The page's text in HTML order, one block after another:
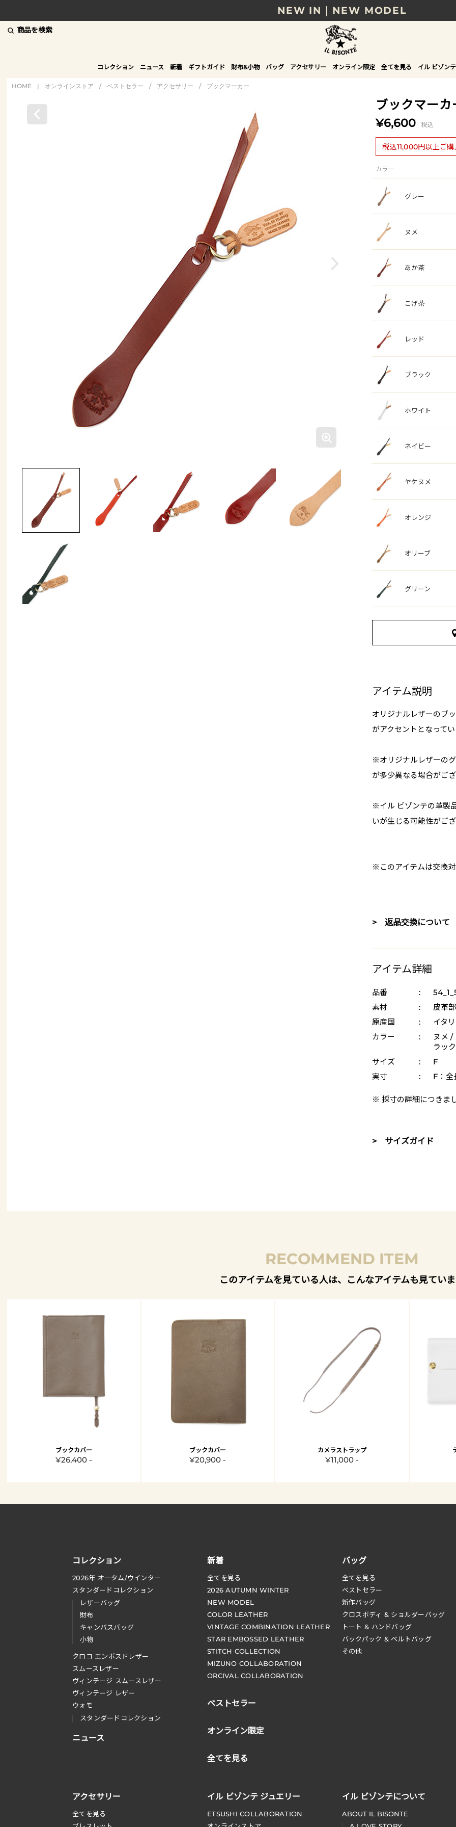
NEW IN｜NEW MODEL
8/17(月)10時まで｜税込11,000円以上で送料無
贈る相手やシーンから選べる、新しいギフトガ
NEW IN｜COLOR LEATHER
商品を検索
コレクション ニュース 新着 ギフトガイド 財布&小物 バッグ アクセサリー オンライン限定 全てを見る イル ビゾン
HOME | オンラインストア / ベストセラー / アクセサリー / ブックマーカー
ブックマーカ
¥6,600 税込
税込11,000円以上ご
カラー
グレー
ヌメ
あか茶
こげ茶
レッド
ブラック
ホワイト
ネイビー
ヤケヌメ
オレンジ
オリーブ
グリーン
アイテム説明
オリジナルレザーのブ
がアクセントとなって
※オリジナルレザーの
が多少異なる場合がご
※イル ビゾンテの革製
いが生じる可能性がご
※このアイテムは交換
> 返品交換について
アイテム詳細
品番 :
素材
:
皮革
原産国
:
イタ
カラー
:
ヌメ /
ラッ
サイズ
:
F
実寸
: F：全
※ 採寸の詳細につきま
> サイズガイド
RECOMMEND ITEM
このアイテムを見ている人は、こんなアイテムも見てい
ブックカバー
¥26,400 -
ブックカバー
¥20,900 -
カメラストラップ
¥11,000 -
コレクション
2026年 オータム/ウインター
スタンダードコレクション
レザーバッグ
財布
キャンバスバッグ
小物
クロコ エンボスドレザー
スムースレザー
ヴィンテージ スムースレザー
ヴィンテージ レザー
ウォモ
スタンダードコレクション
ニュース
新着
全てを見る
2026 AUTUMN WINTER
NEW MODEL
COLOR LEATHER
VINTAGE COMBINATION LEATHER
STAR EMBOSSED LEATHER
STITCH COLLECTION
MIZUNO COLLABORATION
ORCIVAL COLLABORATION
ベストセラー
オンライン限定
全てを見る
バッグ
全てを見る
ベストセラー
新作バッグ
クロスボディ & ショルダーバッグ
トート & ハンドバッグ
バックパック & ベルトバッグ
その他
アクセサリー
全てを見る
イル ビゾンテ ジュエリー
ETSUSHI COLLABORATION
イル ビゾンテについて
ABOUT IL BISONTE